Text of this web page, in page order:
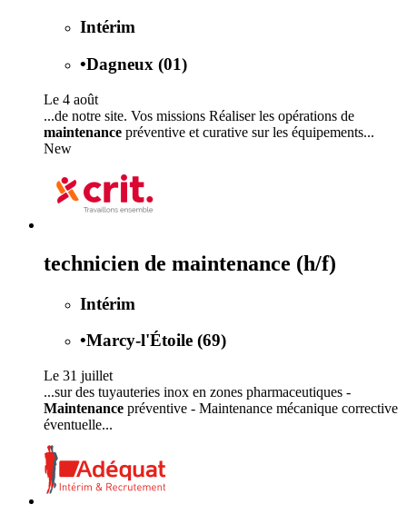
Intérim
•Dagneux (01)
Le 4 août
...de notre site. Vos missions Réaliser les opérations de
maintenance préventive et curative sur les équipements...
New
technicien de maintenance (h/f)
Intérim
•Marcy-l'Étoile (69)
Le 31 juillet
...sur des tuyauteries inox en zones pharmaceutiques -
Maintenance préventive - Maintenance mécanique corrective
éventuelle...